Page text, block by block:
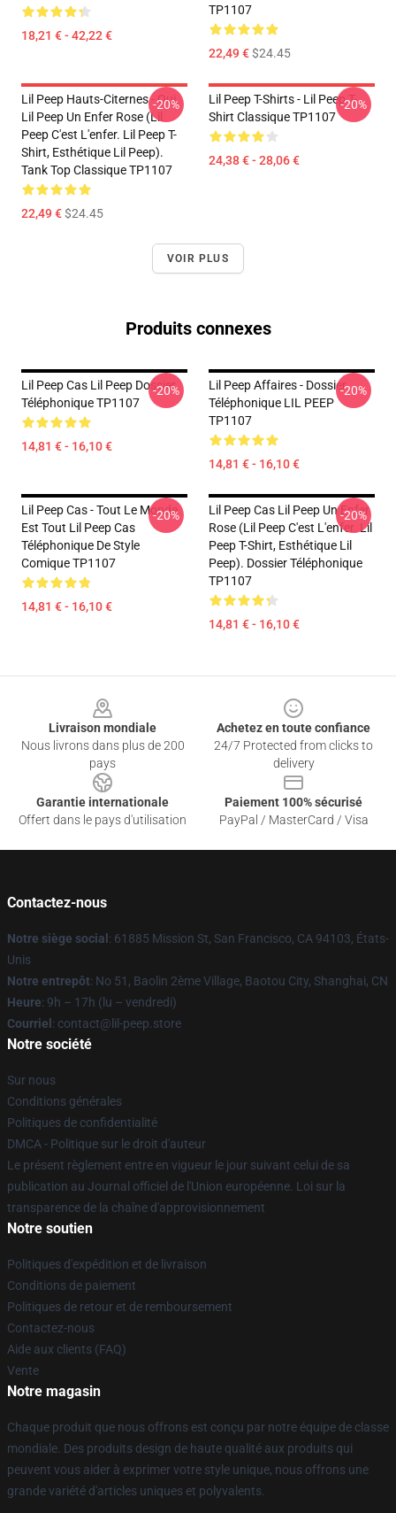
18,21 € - 42,22 €
TP1107
22,49 €$24.45
Lil Peep Hauts-Citernes - Oui.
Lil Peep Un Enfer Rose (Lil
Peep C'est L'enfer. Lil Peep T-
Shirt, Esthétique Lil Peep).
Tank Top Classique TP1107
22,49 €$24.45
-20%
Lil Peep T-Shirts - Lil Peep T-
Shirt Classique TP1107
24,38 € - 28,06 €
-20%
VOIR PLUS
Produits connexes
Lil Peep Cas Lil Peep Dossier
Téléphonique TP1107
14,81 € - 16,10 €
-20%
Lil Peep Affaires - Dossier
Téléphonique LIL PEEP
TP1107
14,81 € - 16,10 €
-20%
Lil Peep Cas - Tout Le Monde
Est Tout Lil Peep Cas
Téléphonique De Style
Comique TP1107
14,81 € - 16,10 €
-20%
Lil Peep Cas Lil Peep Un Enfer
Rose (Lil Peep C'est L'enfer. Lil
Peep T-Shirt, Esthétique Lil
Peep). Dossier Téléphonique
TP1107
14,81 € - 16,10 €
-20%
Livraison mondiale
Nous livrons dans plus de 200
pays
Achetez en toute confiance
24/7 Protected from clicks to
delivery
Garantie internationale
Offert dans le pays d'utilisation
Paiement 100% sécurisé
PayPal / MasterCard / Visa
Contactez-nous
Notre siège social : 61885 Mission St, San Francisco, CA 94103, États-
Unis
Notre entrepôt: No 51, Baolin 2ème Village, Baotou City, Shanghai, CN
Heure: 9h – 17h (lu – vendredi)
Courriel : contact@lil-peep.store
Notre société
Sur nous
Conditions générales
Politiques de confidentialité
DMCA - Politique sur le droit d'auteur
Le présent règlement entre en vigueur le jour suivant celui de sa
publication au Journal officiel de l'Union européenne. Loi sur la
transparence de la chaîne d'approvisionnement
Notre soutien
Politiques d'expédition et de livraison
Conditions de paiement
Politiques de retour et de remboursement
Contactez-nous
Aide aux clients (FAQ)
Vente
Notre magasin
Chaque produit que nous offrons est conçu par notre équipe de classe
mondiale. Des produits design de haute qualité aux produits qui
peuvent vous aider à exprimer votre style unique, nous offrons une
grande variété d'articles uniques et polyvalents.